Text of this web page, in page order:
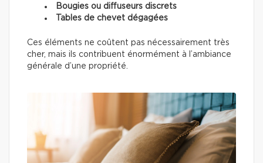
Bougies ou diffuseurs discrets
Tables de chevet dégagées
Ces éléments ne coûtent pas nécessairement très
cher, mais ils contribuent énormément à l’ambiance
générale d’une propriété.